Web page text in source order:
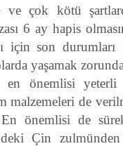
ve çok kötü
6 ay hapis
için son durumları
yaşamak
en önemlisi yeterli
malzemeleri de
En önemlisi de
Çin